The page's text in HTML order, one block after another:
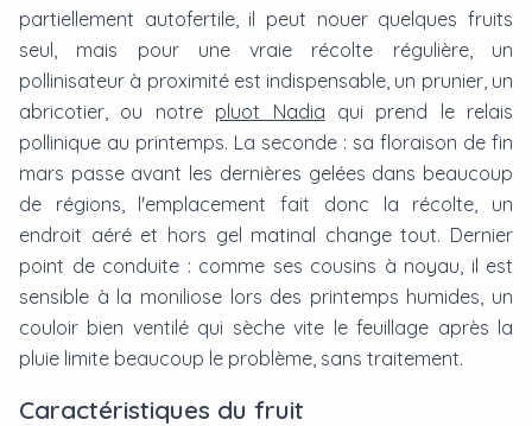
partiellement autofertile, il peut nouer quelques fruits
seul, mais pour une vraie récolte régulière, un
pollinisateur à proximité est indispensable, un prunier, un
abricotier, ou notre pluot Nadia qui prend le relais
pollinique au printemps. La seconde : sa floraison de fin
mars passe avant les dernières gelées dans beaucoup
de régions, l'emplacement fait donc la récolte, un
endroit aéré et hors gel matinal change tout. Dernier
point de conduite : comme ses cousins à noyau, il est
sensible à la moniliose lors des printemps humides, un
couloir bien ventilé qui sèche vite le feuillage après la
pluie limite beaucoup le problème, sans traitement.
Caractéristiques du fruit